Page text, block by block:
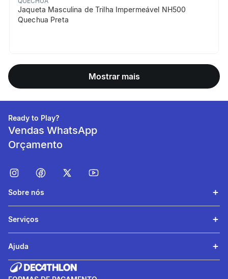
Jaqueta Masculina de Trilha Impermeável NH500
Quechua Preta
Mostrar mais
Ready to Play?
Vendas WhatsApp
Orçamento
Sobre nós
Serviços
Ajuda